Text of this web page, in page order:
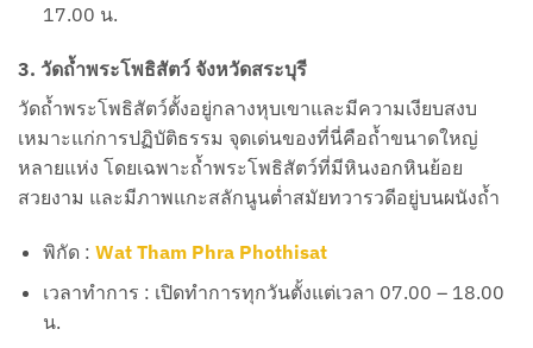
17.00 น.
3. วัดถ้ำพระโพธิสัตว์ จังหวัดสระบุรี
วัดถ้ำพระโพธิสัตว์ตั้งอยู่กลางหุบเขาและมีความเงียบสงบ
เหมาะแก่การปฏิบัติธรรม จุดเด่นของที่นี่คือถ้ำขนาดใหญ่
หลายแห่ง โดยเฉพาะถ้ำพระโพธิสัตว์ที่มีหินงอกหินย้อย
สวยงาม และมีภาพแกะสลักนูนต่ำสมัยทวารวดีอยู่บนผนังถ้ำ
พิกัด : Wat Tham Phra Phothisat
เวลาทำการ : เปิดทำการทุกวันตั้งแต่เวลา 07.00 – 18.00
น.